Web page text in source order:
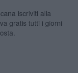
iscriviti alla
gratis tutti i giorni